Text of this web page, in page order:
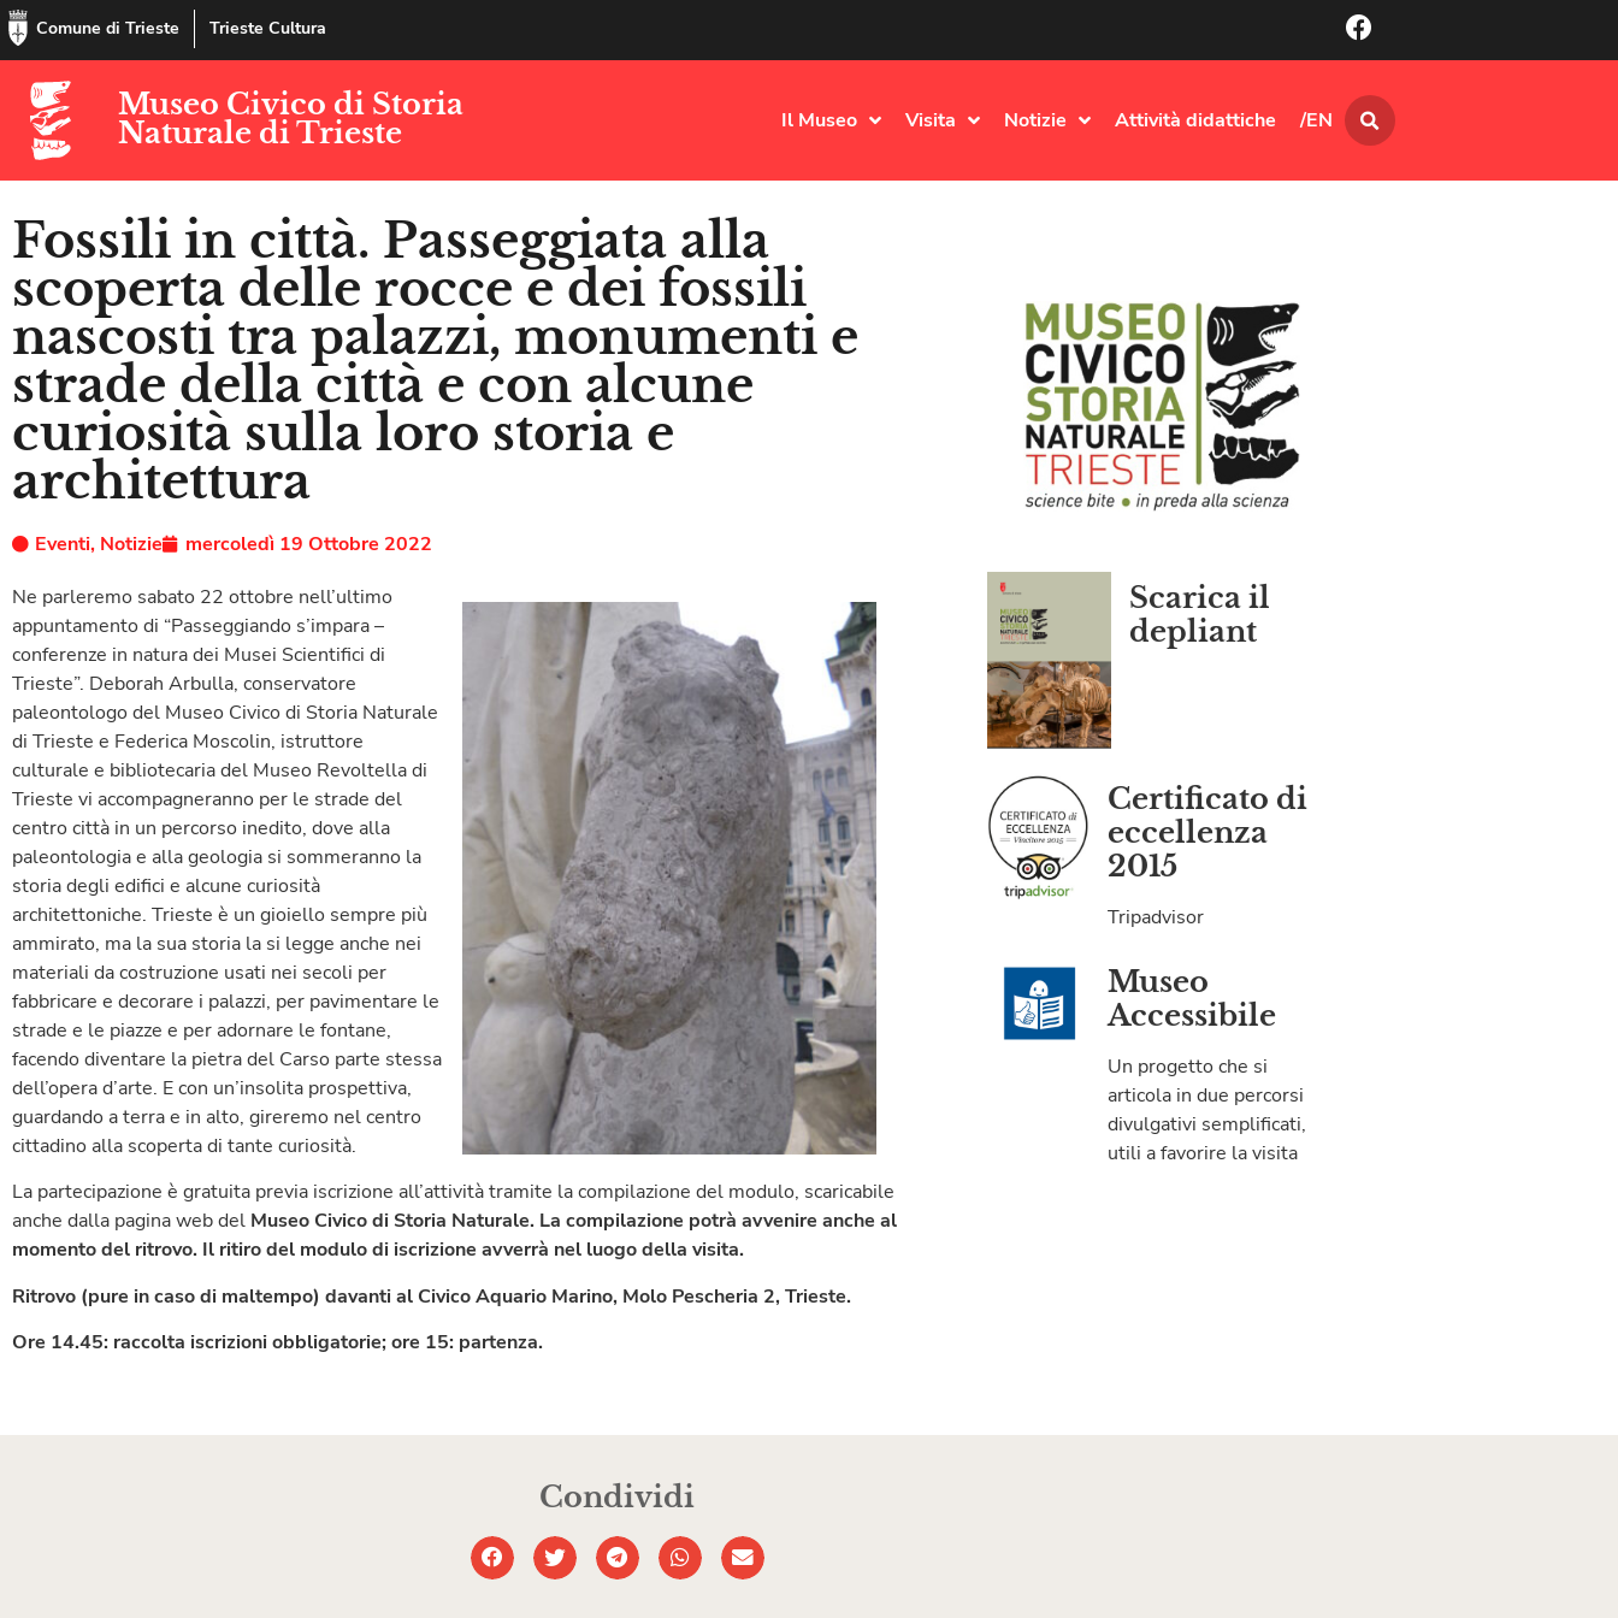
Comune di Trieste Trieste Cultura
Museo Civico di Storia
Naturale di Trieste
Il Museo Visita Notizie Attività didattiche /EN
Fossili in città. Passeggiata alla
scoperta delle rocce e dei fossili
nascosti tra palazzi, monumenti e
strade della città e con alcune
curiosità sulla loro storia e
architettura
Eventi, Notizie
mercoledì 19 Ottobre 2022
Ne parleremo sabato 22 ottobre nell’ultimo
appuntamento di “Passeggiando s’impara –
conferenze in natura dei Musei Scientifici di
Trieste”. Deborah Arbulla, conservatore
paleontologo del Museo Civico di Storia Naturale
di Trieste e Federica Moscolin, istruttore
culturale e bibliotecaria del Museo Revoltella di
Trieste vi accompagneranno per le strade del
centro città in un percorso inedito, dove alla
paleontologia e alla geologia si sommeranno la
storia degli edifici e alcune curiosità
architettoniche. Trieste è un gioiello sempre più
ammirato, ma la sua storia la si legge anche nei
materiali da costruzione usati nei secoli per
fabbricare e decorare i palazzi, per pavimentare le
strade e le piazze e per adornare le fontane,
facendo diventare la pietra del Carso parte stessa
dell’opera d’arte. E con un’insolita prospettiva,
guardando a terra e in alto, gireremo nel centro
cittadino alla scoperta di tante curiosità.
La partecipazione è gratuita previa iscrizione all’attività tramite la compilazione del modulo, scaricabile
anche dalla pagina web del Museo Civico di Storia Naturale. La compilazione potrà avvenire anche al
momento del ritrovo. Il ritiro del modulo di iscrizione avverrà nel luogo della visita.
Ritrovo (pure in caso di maltempo) davanti al Civico Aquario Marino, Molo Pescheria 2, Trieste.
Ore 14.45: raccolta iscrizioni obbligatorie; ore 15: partenza.
Scarica il
depliant
Certificato di
eccellenza
2015
Tripadvisor
Museo
Accessibile
Un progetto che si
articola in due percorsi
divulgativi semplificati,
utili a favorire la visita
Condividi